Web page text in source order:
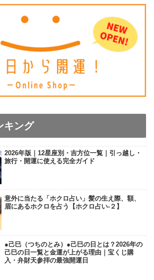
キング
2026年版｜12星座別・吉方位一覧｜引っ越し・
旅行・開運に使える完全ガイド
意外に当たる「ホクロ占い」髪の生え際、額、
眉にあるホクロを占う【ホクロ占い‐２】
●己巳（つちのとみ）●己巳の日とは？2026年の
己巳の日一覧と金運が上がる理由｜宝くじ購
入・弁財天参拝の最強開運日